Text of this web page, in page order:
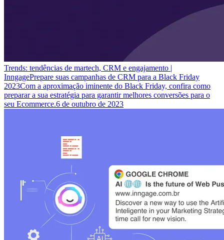
Trends: tendências de martech, CRM e engajamento |
InngagePrepare suas campanhas de CRM para a Black Friday
2023Com a aproximação iminente do Black Friday, confira como
preparar a sua estratégia para garantir melhores conversões para o
seu Ecommerce.6 de outubro de 2023